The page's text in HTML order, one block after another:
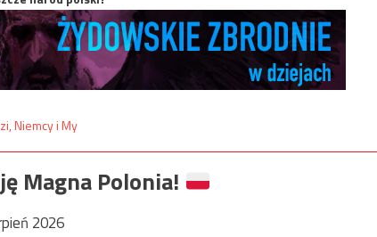
Magna Polonia!
2026